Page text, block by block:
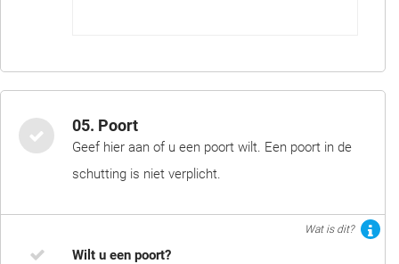
05. Poort
Geef hier aan of u een poort wilt. Een poort in de
schutting is niet verplicht.
Wat is dit?
Wilt u een poort?